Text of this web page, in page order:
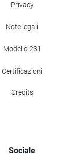
Privacy
Note legali
Modello 231
Certificazioni
Credits
Sociale